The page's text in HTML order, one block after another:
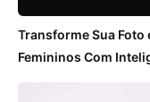
Transforme Sua Foto
Femininos Com